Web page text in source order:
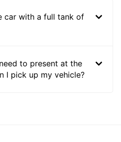
car with a full tank of
to present at the
I pick up my vehicle?